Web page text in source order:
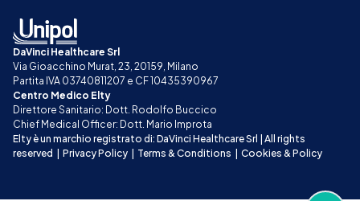
DaVinci Healthcare Srl
Via Gioacchino Murat, 23, 20159, Milano
Partita IVA 03740811207 e CF 10435390967
Centro Medico Elty
Direttore Sanitario: Dott. Rodolfo Buccico
Chief Medical Officer: Dott. Mario Improta
Elty è un marchio registrato di: DaVinci Healthcare Srl | All rights
reserved | Privacy Policy | Terms & Conditions | Cookies & Policy